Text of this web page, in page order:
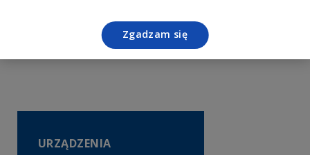
URZĄDZENIA
Zgadzam się